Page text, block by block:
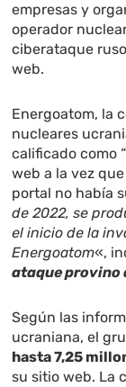
empresas y
operador
ciberataque
web.
Energoatom, la
nucleares
calificado como “
web a la vez
portal no había
de 2022, se
el inicio de la
Energoatom«,
ataque
Según las
ucraniana, el
hasta 7,25
su sitio web. La